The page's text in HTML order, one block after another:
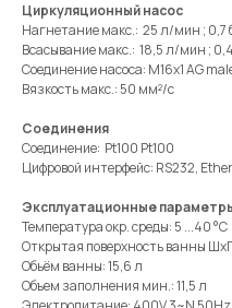
Циркуляционный насос
Нагнетание макс.: 25 л/мин ; 0,7
Всасывание макс.: 18,5 л/мин ;
Соединение насоса: M16x1 AG
Вязкость макс.: 50 мм²/с
Соединения
Соединение: Pt100 Pt100
Цифровой интерфейс: RS232,
Эксплуатационные
Температура окр. среды: 5 ...40 °C
Открытая поверхность ванны
Обьём ванны: 15,6 л
Объем заполнения мин.: 11,5 л